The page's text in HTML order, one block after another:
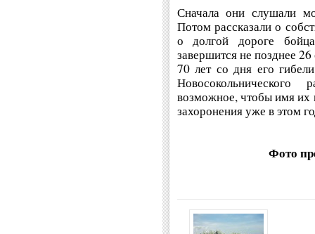
Сначала они слушали
Потом рассказали о
о долгой дороге
завершится не позднее
70 лет со дня его
возможное, чтобы имя их
захоронения уже в этом
Фото